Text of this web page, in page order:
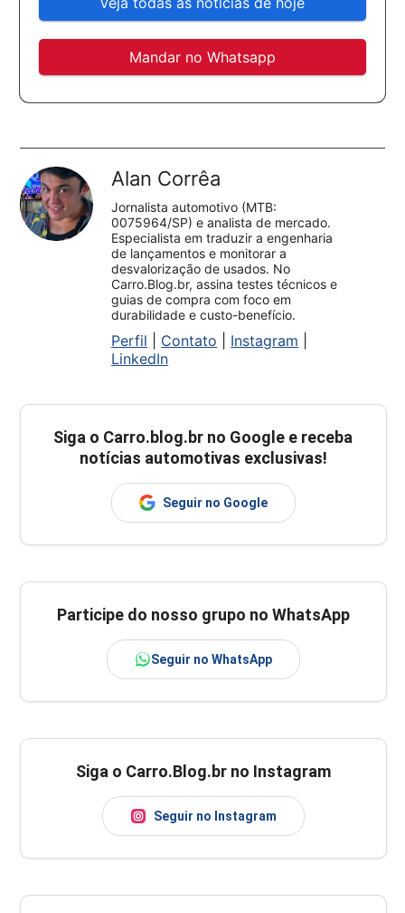
Mandar no Whatsapp
Alan Corrêa
Jornalista automotivo (MTB:
0075964/SP) e analista de mercado.
Especialista em traduzir a engenharia
de lançamentos e monitorar a
desvalorização de usados. No
Carro.Blog.br, assina testes técnicos e
guias de compra com foco em
durabilidade e custo-benefício.
Perfil Contato Instagram
LinkedIn
Siga o Carro.blog.br no Google e receba
notícias automotivas exclusivas!
Seguir no Google
Participe do nosso grupo no WhatsApp
Seguir no WhatsApp
Siga o Carro.Blog.br no Instagram
Seguir no Instagram